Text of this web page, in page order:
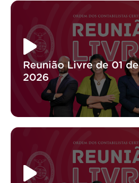
Reunião Livre de 01
2026